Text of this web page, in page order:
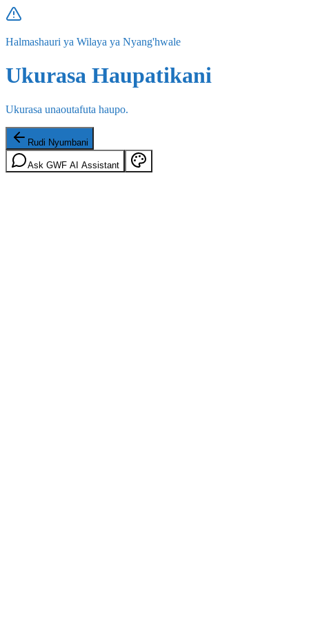
Halmashauri ya Wilaya ya Nyang'hwale
Ukurasa Haupatikani
Ukurasa unaoutafuta haupo.
Rudi Nyumbani
Ask GWF AI Assistant